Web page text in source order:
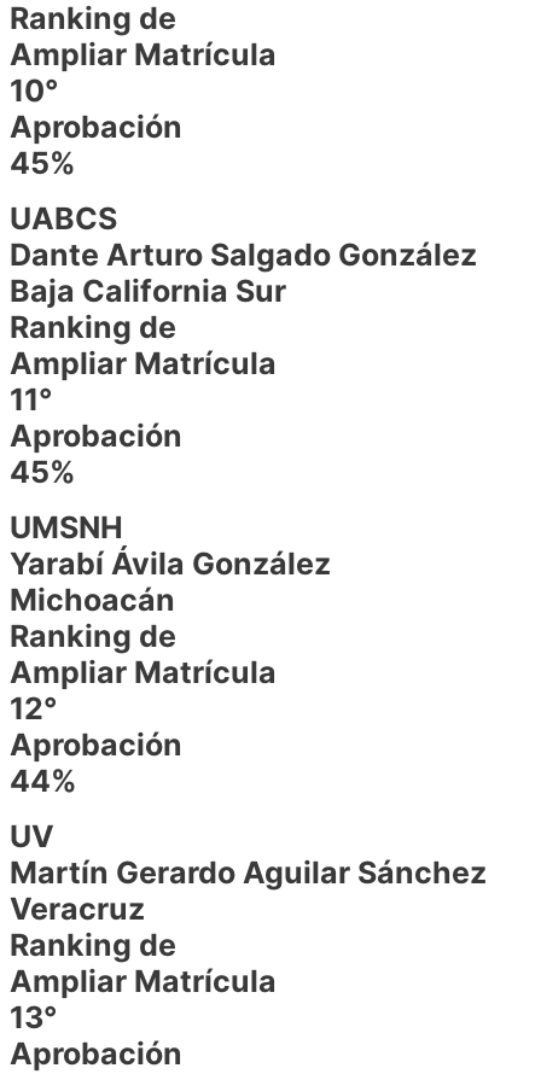
Ranking de
Ampliar Matrícula
10°
Aprobación
45%
UABCS
Dante Arturo Salgado González
Baja California Sur
Ranking de
Ampliar Matrícula
11°
Aprobación
45%
UMSNH
Yarabí Ávila González
Michoacán
Ranking de
Ampliar Matrícula
12°
Aprobación
44%
UV
Martín Gerardo Aguilar Sánchez
Veracruz
Ranking de
Ampliar Matrícula
13°
Aprobación